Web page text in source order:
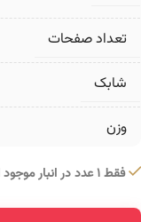
تعداد صفحات
شابک
وزن
فقط 1 عدد در انبار موجود است